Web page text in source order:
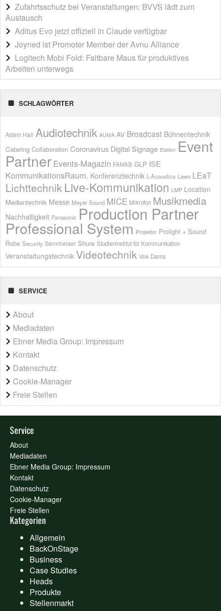
Zufahrtsschutz bei Veranstaltungen: BVVS lädt zum
Austausch
Aditus Evo jetzt offiziell in Claude verfügbar
Joyned ist Promoter Member der Avnu Alliance
Logitech Mobi Fold: Faltbare Maus für produktives
Arbeiten unterwegs
SCHLAGWÖRTER
Adam Hall Audiotechnik AUMA AV Broadcast Bühnentechnik
Catering Collaboration Coronavirus Digital Signage Elation Event
Partner Events-Magazin FAMAB GLP ISE
KommunikationsRaum. Konferenztechnik L-Acoustics Lawo LEaT
Lichttechnik Live-Kommunikation LMP Location
Medientechnik Messe Meyer Sound MICE Mikrofon Musikmedia
Nachhaltigkeit Panasonic Production Partner
Professional System Projektor Prolight + Sound
Robe Security Sennheiser Shure Studieninstitut für Kommunikation
Veranstaltungstechnik Videotechnik Vok Dams
SERVICE
About
Mediadaten
Ebner Media Group: Impressum
Kontakt
Datenschutz
Cookie-Manager
Freie Stellen
Service
About
Mediadaten
Ebner Media Group: Impressum
Kontakt
Datenschutz
Cookie-Manager
Freie Stellen
Kategorien
Allgemein
BackOnStage
Business
Case Studies
Heads
Produkte
Stellenmarkt